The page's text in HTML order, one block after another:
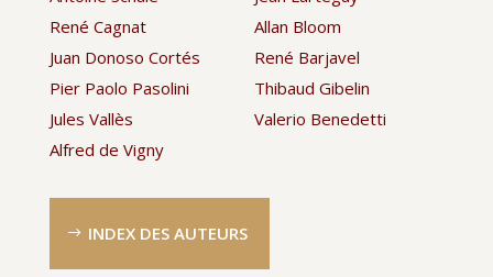
René Cagnat
Juan Donoso Cortés
Pier Paolo Pasolini
Jules Vallès
Alfred de Vigny
Allan Bloom
René Barjavel
Thibaud Gibelin
Valerio Benedetti
INDEX DES AUTEURS